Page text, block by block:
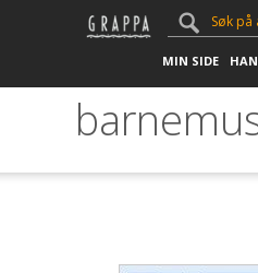
MIN SIDE